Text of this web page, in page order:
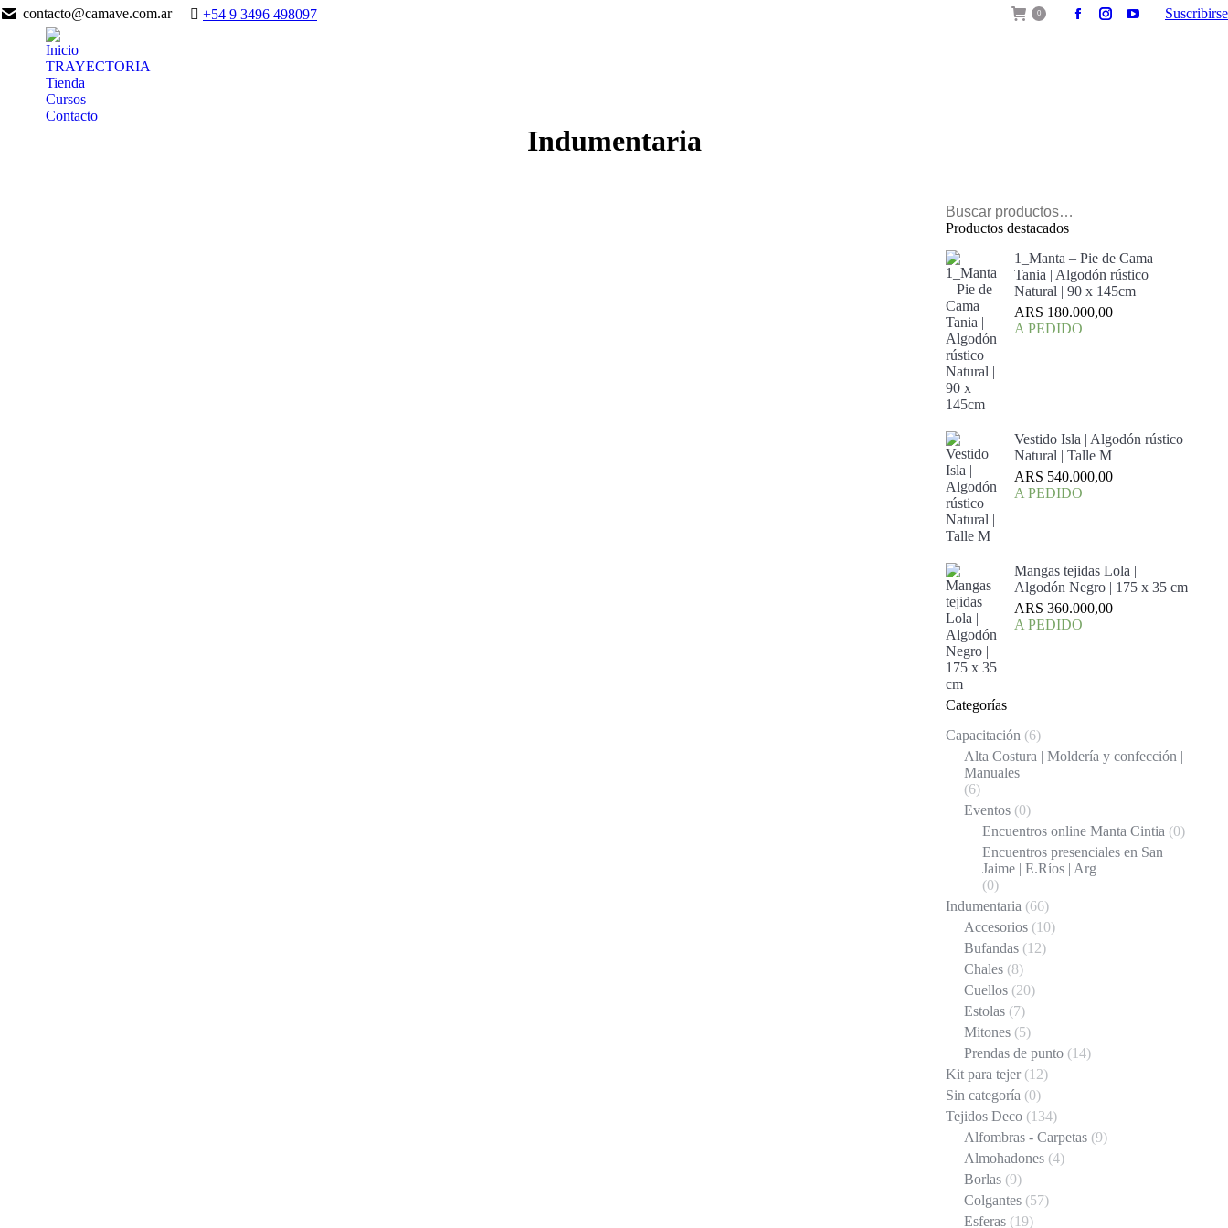
contacto@camave.com.ar +54 9 3496 498097 0
Facebook
InstagramYouTube
Suscribirse
Inicio
TRAYECTORIA
Tienda
Cursos
Contacto
Indumentaria
Productos destacados
1_Manta – Pie de Cama
Tania | Algodón rústico
Natural | 90 x 145cm
ARS 180.000,00
A PEDIDO
Vestido Isla | Algodón rústico
Natural | Talle M
ARS 540.000,00
A PEDIDO
Mangas tejidas Lola |
Algodón Negro | 175 x 35 cm
ARS 360.000,00
A PEDIDO
Categorías
Capacitación (6)
Alta Costura | Moldería y confección |
Manuales
(6)
Eventos (0)
Encuentros online Manta Cintia (0)
Encuentros presenciales en San
Jaime | E.Ríos | Arg
(0)
Indumentaria (66)
Accesorios (10)
Bufandas (12)
Chales (8)
Cuellos (20)
Estolas (7)
Mitones (5)
Prendas de punto (14)
Kit para tejer (12)
Sin categoría (0)
Tejidos Deco (134)
Alfombras - Carpetas (9)
Almohadones (4)
Borlas (9)
Colgantes (57)
Esferas (19)